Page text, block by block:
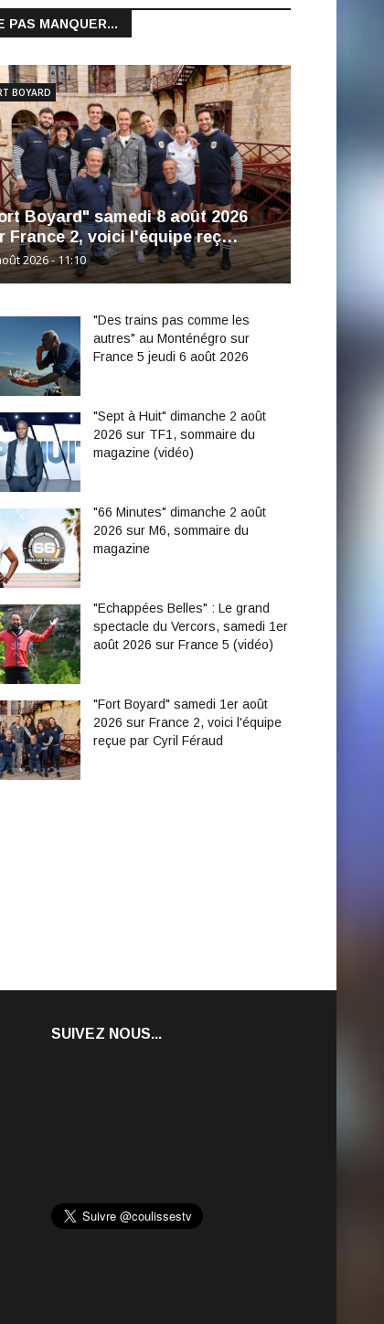
PAS MANQUER...
Boyard" samedi 8 août 2026
France 2, voici l'équipe reç…
2026 - 11:10
BOYARD
"Des trains pas comme les
autres" au Monténégro sur
France 5 jeudi 6 août 2026
"Sept à Huit" dimanche 2 août
2026 sur TF1, sommaire du
magazine (vidéo)
"66 Minutes" dimanche 2 août
2026 sur M6, sommaire du
magazine
"Echappées Belles" : Le grand
spectacle du Vercors, samedi 1er
août 2026 sur France 5 (vidéo)
"Fort Boyard" samedi 1er août
2026 sur France 2, voici l'équipe
reçue par Cyril Féraud
SUIVEZ NOUS...